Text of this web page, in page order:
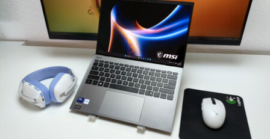
Kaufberatung
Deals
Jobs
Forum